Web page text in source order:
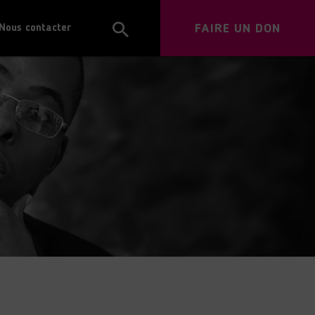
Nous contacter FAIRE UN DON